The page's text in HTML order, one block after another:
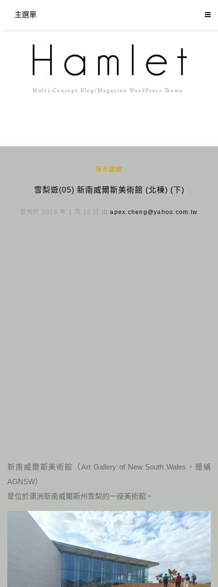
主選單
海天遊踪
雪梨遊(05) 新南威爾斯美術館 (北棟) (下)
發佈於 2026 年 1 月 16 日 由apex.cheng@yahoo.com.tw
新南威爾斯美術館（Art Gallery of New South Wales，簡稱
AGNSW）
是位於澳洲新南威爾斯州雪梨的一座美術館。